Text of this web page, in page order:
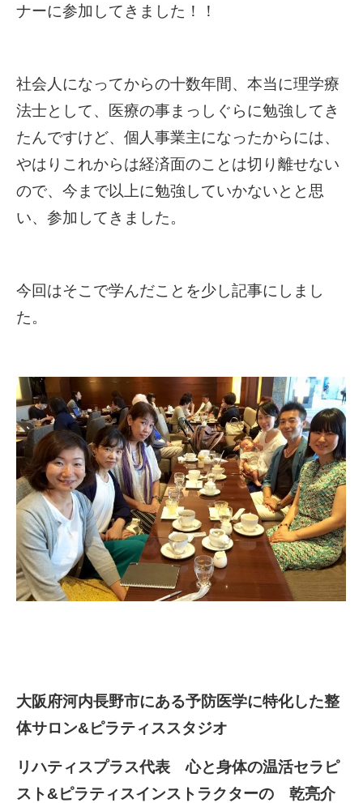
ナーに参加してきました！！
社会人になってからの十数年間、本当に理学療
法士として、医療の事まっしぐらに勉強してき
たんですけど、個人事業主になったからには、
やはりこれからは経済面のことは切り離せない
ので、今まで以上に勉強していかないとと思
い、参加してきました。
今回はそこで学んだことを少し記事にしまし
た。
大阪府河内長野市にある予防医学に特化した整
体サロン&ピラティススタジオ
リハティスプラス代表 心と身体の温活セラピ
スト&ピラティスインストラクターの 乾亮介